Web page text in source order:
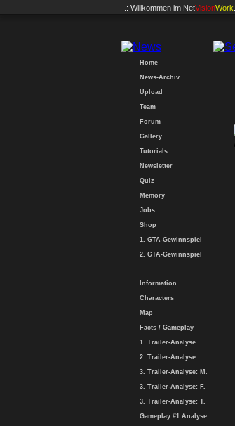
.: Willkommen im NetVisionWork
Home
News-Archiv
Upload
Team
Forum
Gallery
Tutorials
Newsletter
Quiz
Memory
Jobs
Shop
1. GTA-Gewinnspiel
2. GTA-Gewinnspiel
Information
Characters
Map
Facts / Gameplay
1. Trailer-Analyse
2. Trailer-Analyse
3. Trailer-Analyse: M.
3. Trailer-Analyse: F.
3. Trailer-Analyse: T.
Gameplay #1 Analyse